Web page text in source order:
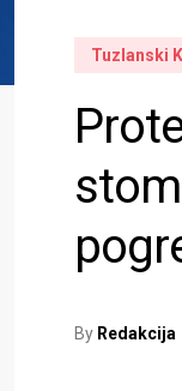
Tuzlanski
By Redakcija